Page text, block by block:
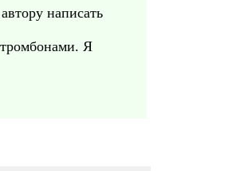
написать
Я